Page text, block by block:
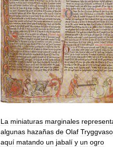
La miniaturas marginales
algunas hazañas de Olaf
aquí matando un jabalí y un ogro